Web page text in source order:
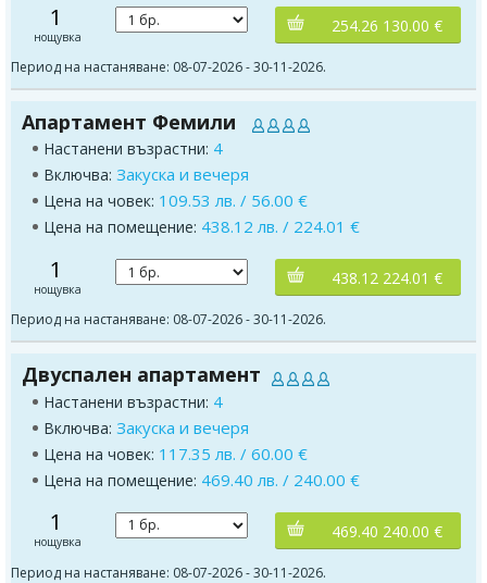
1
нощувка
254.26 130.00 €
Период на настаняване: 08-07-2026 - 30-11-2026.
Апартамент Фемили
Настанени възрастни: 4
Включва: Закуска и вечеря
Цена на човек: 109.53 лв. / 56.00 €
Цена на помещение: 438.12 лв. / 224.01 €
1
нощувка
438.12 224.01 €
Период на настаняване: 08-07-2026 - 30-11-2026.
Двуспален апартамент
Настанени възрастни: 4
Включва: Закуска и вечеря
Цена на човек: 117.35 лв. / 60.00 €
Цена на помещение: 469.40 лв. / 240.00 €
1
нощувка
469.40 240.00 €
Период на настаняване: 08-07-2026 - 30-11-2026.